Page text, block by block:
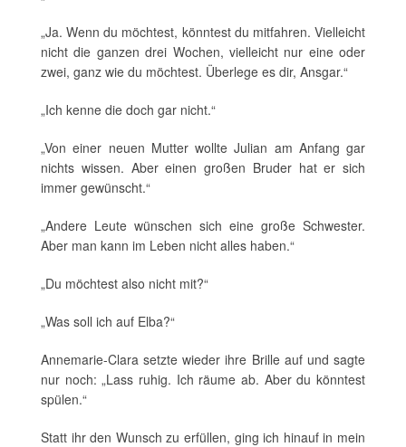
„Ja. Wenn du möchtest, könntest du mitfahren. Vielleicht
nicht die ganzen drei Wochen, vielleicht nur eine oder
zwei, ganz wie du möchtest. Überlege es dir, Ansgar.“
„Ich kenne die doch gar nicht.“
„Von einer neuen Mutter wollte Julian am Anfang gar
nichts wissen. Aber einen großen Bruder hat er sich
immer gewünscht.“
„Andere Leute wünschen sich eine große Schwester.
Aber man kann im Leben nicht alles haben.“
„Du möchtest also nicht mit?“
„Was soll ich auf Elba?“
Annemarie-Clara setzte wieder ihre Brille auf und sagte
nur noch: „Lass ruhig. Ich räume ab. Aber du könntest
spülen.“
Statt ihr den Wunsch zu erfüllen, ging ich hinauf in mein